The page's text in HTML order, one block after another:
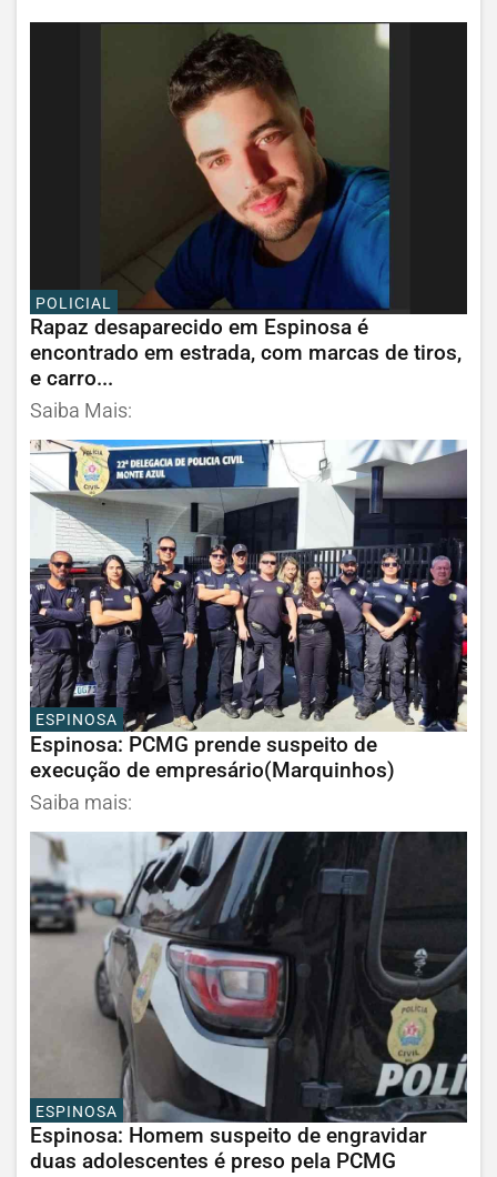
POLICIAL
Rapaz desaparecido em Espinosa é
encontrado em estrada, com marcas de tiros,
e carro...
Saiba Mais:
ESPINOSA
Espinosa: PCMG prende suspeito de
execução de empresário(Marquinhos)
Saiba mais:
ESPINOSA
Espinosa: Homem suspeito de engravidar
duas adolescentes é preso pela PCMG